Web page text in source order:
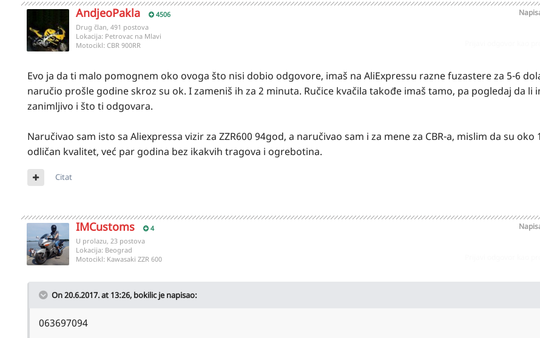
AndjeoPakla 4506
Drug član, 491 postova
Lokacija: Petrovac na Mlavi
Motocikl: CBR 900RR
Evo ja da ti malo pomognem oko ovoga što nisi dobio odgovore, imaš na AliExpressu razne fuzastere za 5-6
naručio prošle godine skroz su ok. I zameniš ih za 2 minuta. Ručice kvačila takođe imaš tamo, pa pogledaj da li
zanimljivo i što ti odgovara.
Naručivao sam isto sa Aliexpressa vizir za ZZR600 94god, a naručivao sam i za mene za CBR-a, mislim da su oko
odličan kvalitet, već par godina bez ikakvih tragova i ogrebotina.
Citat
IMCustoms 4
U prolazu, 23 postova
Lokacija: Beograd
Motocikl: Kawasaki ZZR 600
On 20.6.2017. at 13:26, bokilicje napisao:
063697094